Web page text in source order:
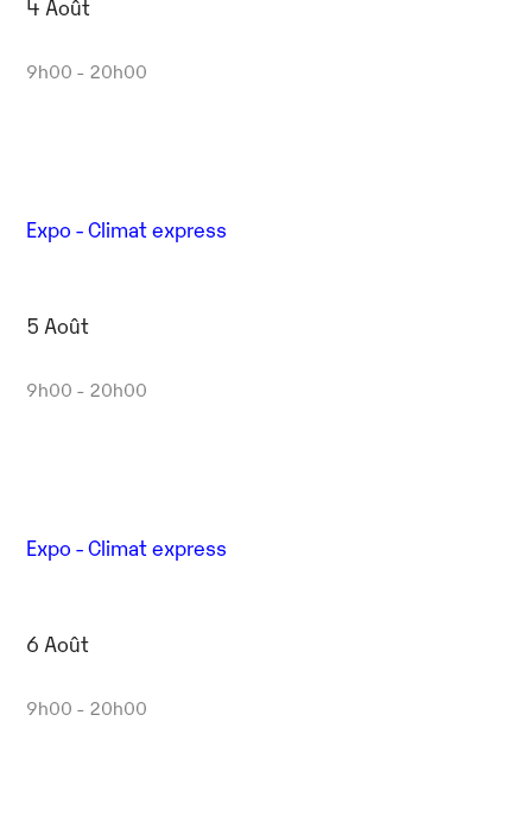
4 Août
9h00 - 20h00
Expo - Climat express
5 Août
9h00 - 20h00
Expo - Climat express
6 Août
9h00 - 20h00